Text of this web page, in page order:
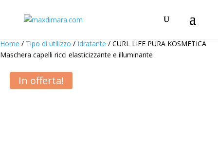
Home / Tipo di utilizzo / Idratante / CURL LIFE PURA KOSMETICA
Maschera capelli ricci elasticizzante e illuminante
In offerta!